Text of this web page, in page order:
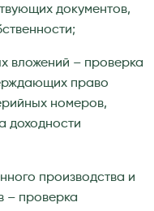
документов,
вложений – проверка
право
номеров,
доходности
производства и
– проверка